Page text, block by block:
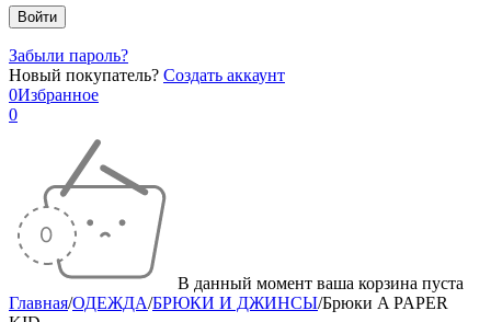
Забыли пароль?
Новый покупатель? Создать аккаунт
0Избранное
0
В данный момент ваша корзина пуста
Главная/ОДЕЖДА/БРЮКИ И ДЖИНСЫ/Брюки A PAPER